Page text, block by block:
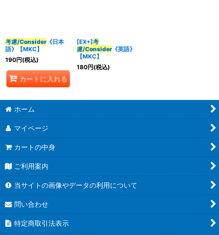
カテゴリ:
特集:
考慮/Consider 《日本
語》【MKC】
190円(税込)
カートに入れる
[EX+]考
慮/Consider《英語》
【MKC】
180円(税込)
ホーム
マイページ
カートの中身
ご利用案内
当サイトの画像やデータの利用について
問い合わせ
特定商取引法表示